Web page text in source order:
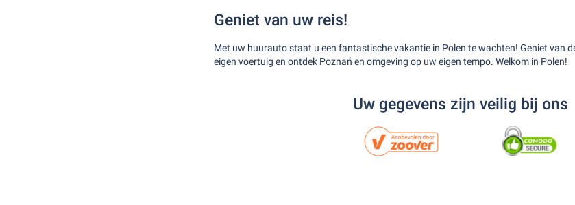
Geniet van uw reis!
Met uw huurauto staat u een fantastische vakantie in Polen te wachten! Geniet van
eigen voertuig en ontdek Poznań en omgeving op uw eigen tempo. Welkom in Polen!
Uw gegevens zijn veilig bij ons